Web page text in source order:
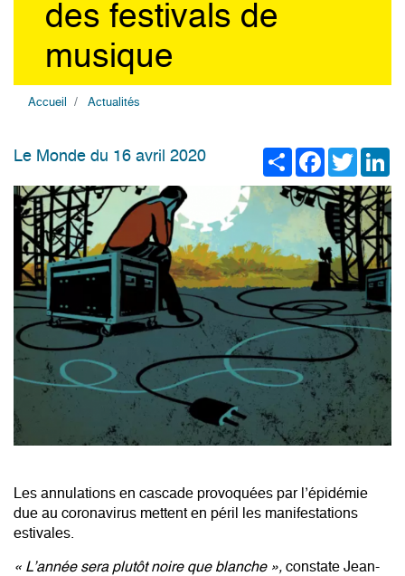
des festivals de
musique
Accueil Actualités
ShareFacebook
Twitter
Le Monde du 16 avril 2020
Les annulations en cascade provoquées par l’épidémie
due au coronavirus mettent en péril les manifestations
estivales.
« L’année sera plutôt noire que blanche », constate Jean-